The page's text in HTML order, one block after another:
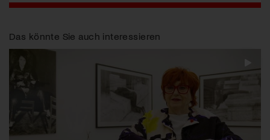
Das könnte Sie auch interessieren